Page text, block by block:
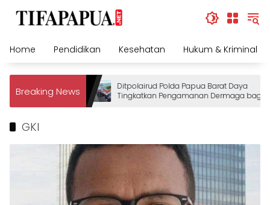
Home
Pendidikan Kesehatan Hukum & Kriminal
Breaking News
Ditpolairud Polda Papua Barat Daya
Tingkatkan Pengamanan Dermaga bagi
Wisatawan
GKI